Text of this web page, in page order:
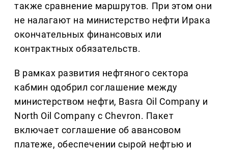
также сравнение маршрутов. При этом они
не налагают на министерство нефти Ирака
окончательных финансовых или
контрактных обязательств.
В рамках развития нефтяного сектора
кабмин одобрил соглашение между
министерством нефти, Basra Oil Company и
North Oil Company с Chevron. Пакет
включает соглашение об авансовом
платеже, обеспечении сырой нефтью и